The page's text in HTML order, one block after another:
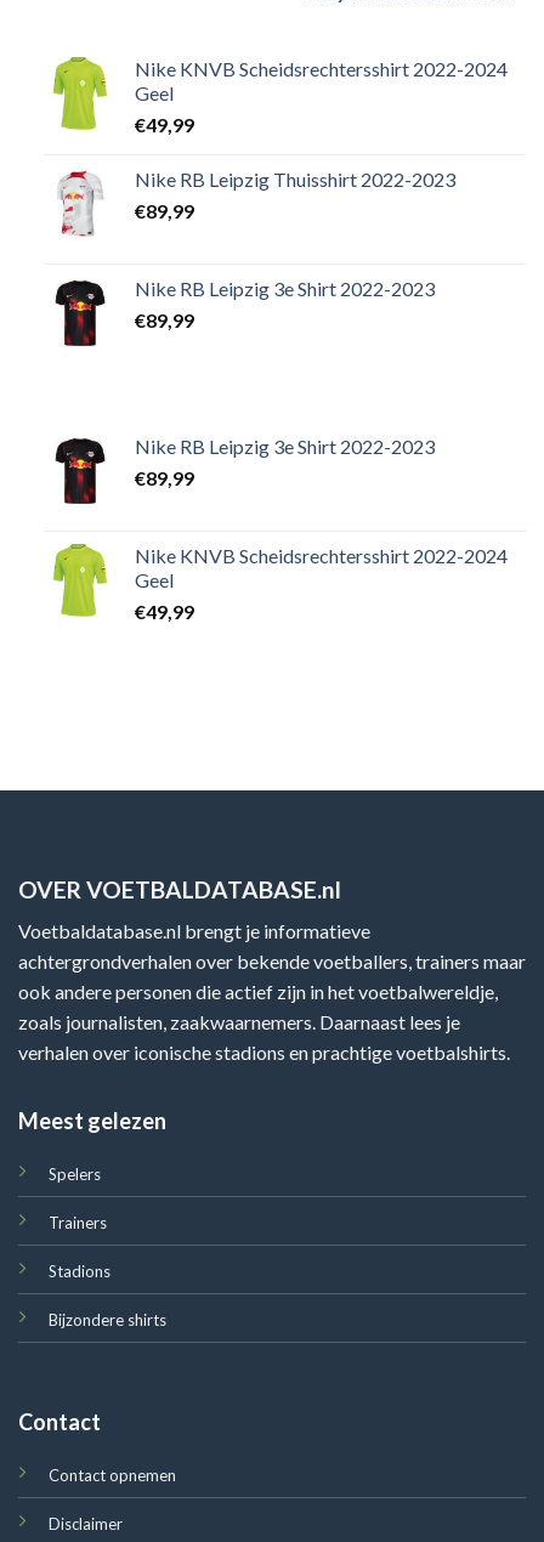
Nike KNVB Scheidsrechtersshirt 2022-2024
Geel
€49,99
Nike RB Leipzig Thuisshirt 2022-2023
€89,99
Nike RB Leipzig 3e Shirt 2022-2023
€89,99
Nike RB Leipzig 3e Shirt 2022-2023
€89,99
Nike KNVB Scheidsrechtersshirt 2022-2024
Geel
€49,99
OVER VOETBALDATABASE.nl
Voetbaldatabase.nl brengt je informatieve
achtergrondverhalen over bekende voetballers, trainers maar
ook andere personen die actief zijn in het voetbalwereldje,
zoals journalisten, zaakwaarnemers. Daarnaast lees je
verhalen over iconische stadions en prachtige voetbalshirts.
Meest gelezen
Spelers
Trainers
Stadions
Bijzondere shirts
Contact
Contact opnemen
Disclaimer